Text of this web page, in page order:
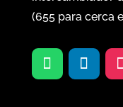
(655para cerca